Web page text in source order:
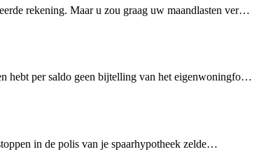
rekening. Maar u zou graag uw maandlasten ver…
hebt per saldo geen bijtelling van het eigenwoningfo…
in de polis van je spaarhypotheek zelde…